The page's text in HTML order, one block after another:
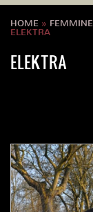
HOME » FEMMINE
ELEKTRA
ELEKTRA